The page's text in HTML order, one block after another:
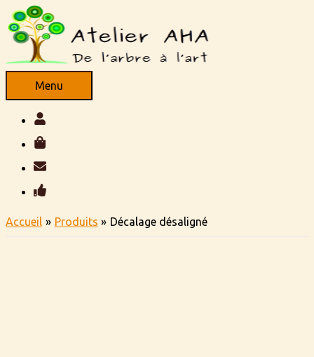
Aller
au
contenu
Menu
Menu
Accueil Produits Décalage désaligné